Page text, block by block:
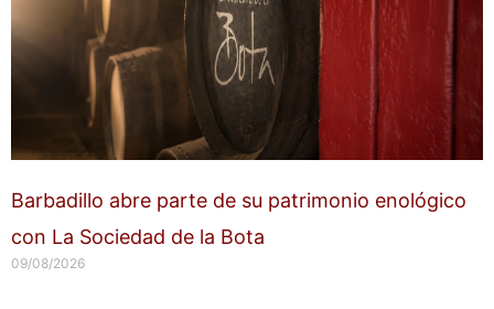
Barbadillo abre parte de su patrimonio enológico
con La Sociedad de la Bota
09/08/2026